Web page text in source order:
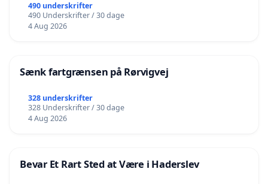
490 underskrifter
490 Underskrifter / 30 dage
4 Aug 2026
Sænk fartgrænsen på Rørvigvej
328 underskrifter
328 Underskrifter / 30 dage
4 Aug 2026
Bevar Et Rart Sted at Være i Haderslev